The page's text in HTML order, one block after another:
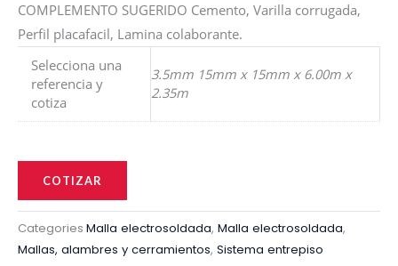
COMPLEMENTO SUGERIDO Cemento, Varilla corrugada,
Perfil placafacil, Lamina colaborante.
Selecciona una
referencia y
cotiza
3.5mm 15mm x 15mm x 6.00m x
2.35m
electrosoldada
(NO
APTA
PARA
COTIZAR
Categories Malla electrosoldada, Malla electrosoldada,
Mallas, alambres y cerramientos, Sistema entrepiso